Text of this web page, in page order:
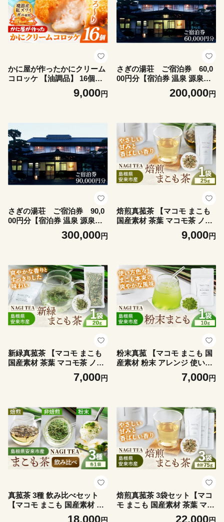
かに屋が作ったかにクリーム
コロッケ 【油調品】 16個入
【 40g 16個 カニ クリーム コ
ロッケ 紅ずわいがに ズワイ
に なめらか おいしい 島根県
安来市】【09-SF-20】
9,000円
さぎの湯荘 ご宿泊券 60,0
00円分【宿泊券 温泉 源泉か
け流し 露天風呂 チケット 創
業100年 田園風景 宿泊 旅行
根県 安来市 】【200-SY-05】
200,000円
さぎの湯荘 ご宿泊券 90,0
00円分【宿泊券 温泉 源泉か
け流し 露天風呂 チケット 創
業100年 田園風景 宿泊 旅行
根県 安来市 】【300-SY-06】
300,000円
焙煎真菰茶 【マコモ まこも
国産素材 茶葉 マコモ茶 ノン
カフェイン 飲みやすい NAGI
TEA 島根県 安来市】【09-S
9,000円
新緑真菰茶 【マコモ まこも
国産素材 茶葉 マコモ茶 ノン
カフェイン 飲みやすい NAGI
TEA 島根県 安来市】【07-S
7,000円
粉末真菰 【マコモ まこも 国
産素材 粉末 アレンジ 使いや
すい 料理 お菓子 NAGI TEA
島根県 安来市】【07-SA-0
7,000円
真菰茶 3種 飲み比べセット
【マコモ まこも 国産素材 茶
葉 マコモ茶 焙煎 新緑 粉末
18,000円
焙煎真菰茶 3袋セット【マコ
モ まこも 国産素材 茶葉 マコ
モ茶 ノンカフェイン 飲みや
22,000円